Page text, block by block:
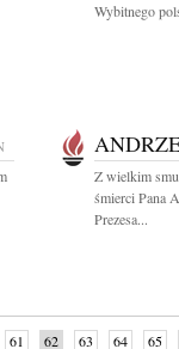
Wybitnego
Z wielkim
śmierci Pana
Prezesa...
61 62 63 64 65